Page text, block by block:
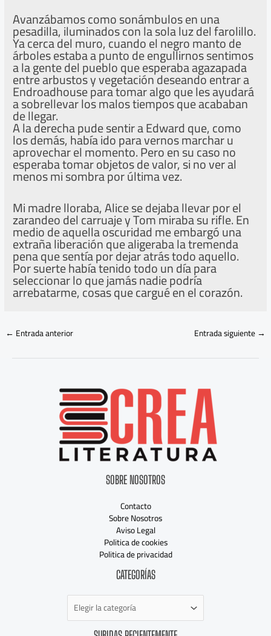
Avanzábamos como sonámbulos en una
pesadilla, iluminados con la sola luz del farolillo.
Ya cerca del muro, cuando el negro manto de
árboles estaba a punto de engullirnos sentimos
a la gente del pueblo que esperaba agazapada
entre arbustos y vegetación deseando entrar a
Endroadhouse para tomar algo que les ayudará
a sobrellevar los malos tiempos que acababan
de llegar.
A la derecha pude sentir a Edward que, como
los demás, había ido para vernos marchar u
aprovechar el momento. Pero en su caso no
esperaba tomar objetos de valor, si no ver al
menos mi sombra por última vez.
Mi madre lloraba, Alice se dejaba llevar por el
zarandeo del carruaje y Tom miraba su rifle. En
medio de aquella oscuridad me embargó una
extraña liberación que aligeraba la tremenda
pena que sentía por dejar atrás todo aquello.
Por suerte había tenido todo un día para
seleccionar lo que jamás nadie podría
arrebatarme, cosas que cargué en el corazón.
← Entrada anterior Entrada siguiente→
SOBRE NOSOTROS
Contacto
Sobre Nosotros
Aviso Legal
Politica de cookies
Politica de privacidad
CATEGORÍAS